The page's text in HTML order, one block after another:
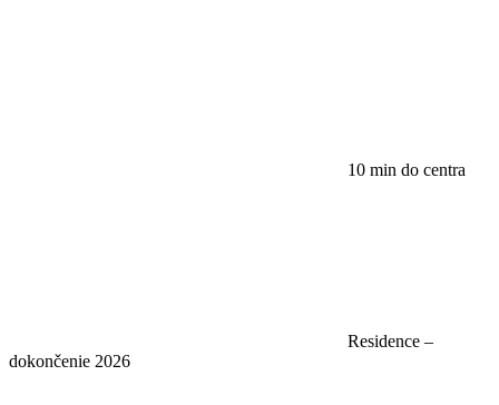
10 min do centra
Residence –
dokončenie 2026